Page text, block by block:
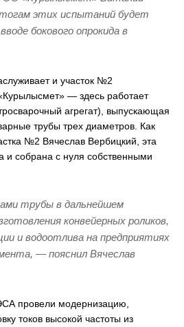
этих испытаний будет
бокового опрокида в
и участок №2
— здесь работает
агрегат), выпускающая
трубы трех диаметров. Как
№2 Вячеслав Вербицкий, эта
и собрана с нуля собственными
трубы в дальнейшем
конвейерных роликов,
и водоотлива на предприятиях
— пояснил Вячеслав
провели модернизацию,
токов высокой частоты из